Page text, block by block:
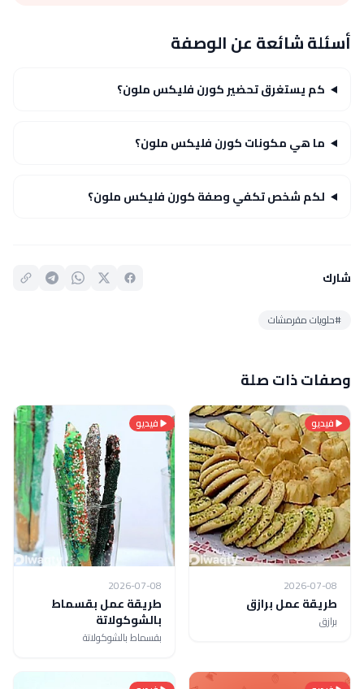
أسئلة شائعة عن الوصفة
كم يستغرق تحضير كورن فليكس ملون؟
ما هي مكونات كورن فليكس ملون؟
لكم شخص تكفي وصفة كورن فليكس ملون؟
شارك
#حلويات مقرمشات
وصفات ذات صلة
فيديو
2026-07-08
طريقة عمل برازق
برازق
فيديو
2026-07-08
طريقة عمل بقسماط
بالشوكولاتة
بقسماط بالشوكولاتة